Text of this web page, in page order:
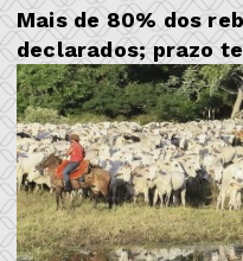
Mais de 80% dos
declarados; prazo